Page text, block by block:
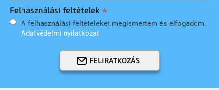
Felhasználási feltételek
A felhasználási feltételeket megismertem és elfogadom.
Adatvédelmi nyilatkozat
FELIRATKOZÁS